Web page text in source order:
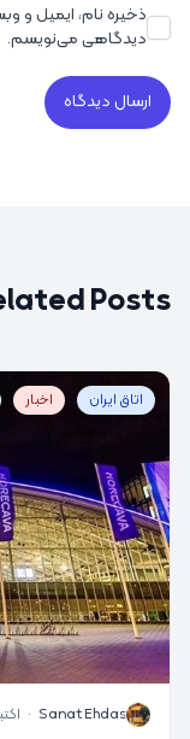
ذخیره نام، ایمیل و
دیدگاهی می‌نویسم.
Posts
اتاق ایران اخبار
S
Sanat Ehdas
· اکتبر